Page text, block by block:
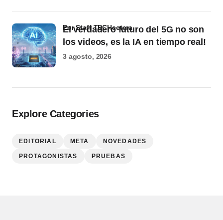
El verdadero futuro del 5G no son
los videos, es la IA en tiempo real!
por Staff TECHcetera
3 agosto, 2026
Explore Categories
EDITORIAL META NOVEDADES
PROTAGONISTAS PRUEBAS